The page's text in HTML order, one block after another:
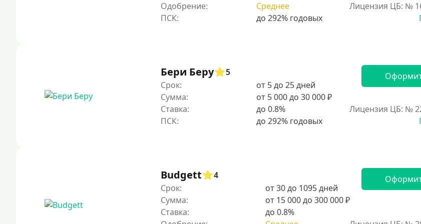
Одобрение:
Среднее
Лицензия ЦБ: №
Бери Беру
5
Срок:
от 5 до 25 дней
Сумма:
от 5 000 до 30 000 ₽
Ставка:
до 0.8%
Лицензия ЦБ: №
Budgett
4
Срок:
от 30 до 1095 дней
Сумма:
от 15 000 до 300 000 ₽
Ставка:
до 0.8%